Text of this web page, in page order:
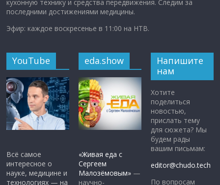
кухонную технику и средства передвижения. Следим за
последними достижениями медицины.
Эфир: каждое воскресенье в 11:00 на НТВ.
YouTube
Всё самое
интересное о
науке, медицине и
технологиях — на
eda.show
«Живая еда с
Сергеем
Малозёмовым» —
научно-
Напишите
нам
Хотите
поделиться
новостью,
прислать тему
для сюжета? Мы
будем рады
вашим письмам:
editor@chudo.tech
По вопросам